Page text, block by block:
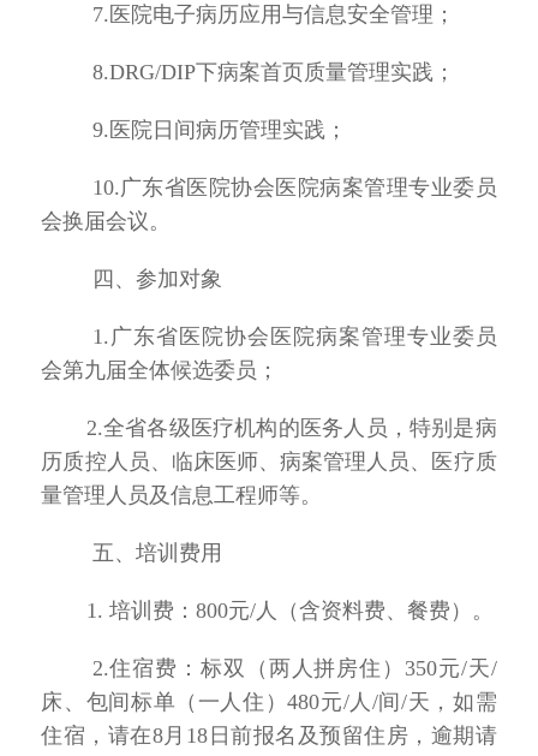
7.医院电子病历应用与信息安全管理；
8.DRG/DIP下病案首页质量管理实践；
9.医院日间病历管理实践；
10.广东省医院协会医院病案管理专业委员
会换届会议。
四、参加对象
1. 广东省医院协会 医院病案管理专业委员
会第九届全体候选委员；
2.全省各级医疗机构的医务人员，特别是病
历质控人员、临床医师、病案管理人员、医疗质
量管理人员及信息工程师等。
五、培训费用
1. 培训费： 800元/人 （含资料费、餐费 ） 。
2.住宿费：标双（两人拼房住）350元/天/
床、包间标单（一人住）480元/人/间/天，如需
住宿， 请在8月18日前报名及预留住房，逾期请